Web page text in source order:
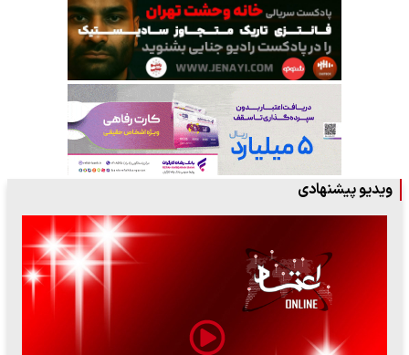
ویدیو پیشنهادی